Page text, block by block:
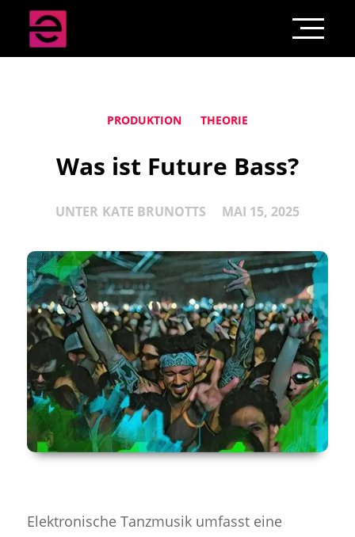
PRODUKTION THEORIE
Was ist Future Bass?
UNTER KATE BRUNOTTS MAI 15, 2025
Elektronische Tanzmusik umfasst eine